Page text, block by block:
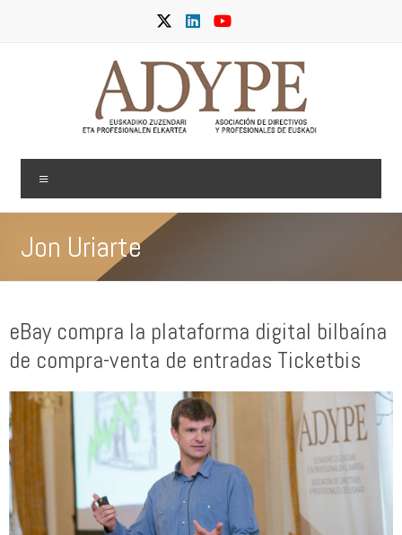
ADYPE
Jon Uriarte
eBay compra la plataforma digital bilbaína
de compra-venta de entradas Ticketbis